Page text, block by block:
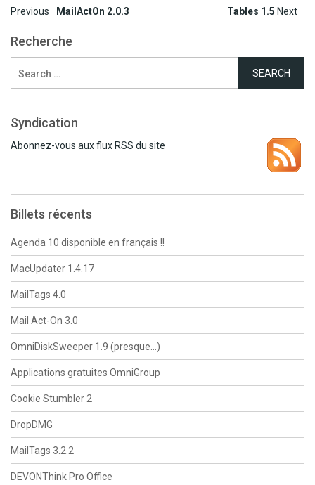
Post
navigation
Previous MailActOn 2.0.3 Tables 1.5 Next
Recherche
for:
Syndication
Abonnez-vous aux flux RSS du site
Billets récents
Agenda 10 disponible en français !!
MacUpdater 1.4.17
MailTags 4.0
Mail Act-On 3.0
OmniDiskSweeper 1.9 (presque…)
Applications gratuites OmniGroup
Cookie Stumbler 2
DropDMG
MailTags 3.2.2
DEVONThink Pro Office